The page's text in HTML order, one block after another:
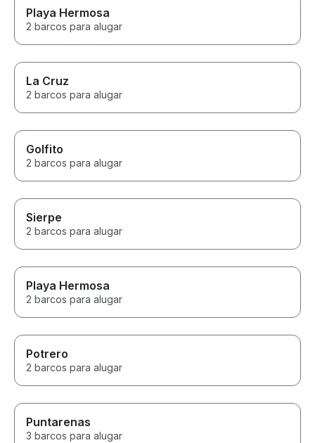
Playa Hermosa
2 barcos para alugar
La Cruz
2 barcos para alugar
Golfito
2 barcos para alugar
Sierpe
2 barcos para alugar
Playa Hermosa
2 barcos para alugar
Potrero
2 barcos para alugar
Puntarenas
3 barcos para alugar